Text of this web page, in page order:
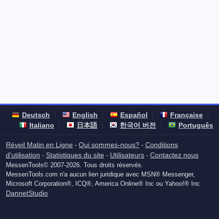
Deutsch English Español
Française
Italiano
日本語 한국어 버전 Português
Réveil Matin en Ligne - Qui sommes-nous? - Conditions
d'utilisation - Statistiques du site - Utilisateurs - Contactez nous
MessenTools© 2007-2026. Tous droits réservés.
MessenTools.com n'a aucun lien juridique avec MSN® Messenger,
Microsoft Corporation®, ICQ®, America Online® Inc ou Yahoo!® Inc
DannetStudio